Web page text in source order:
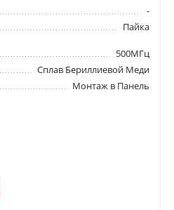
-
Пайка
500МГц
Сплав Бериллиевой Меди
Монтаж в Панель